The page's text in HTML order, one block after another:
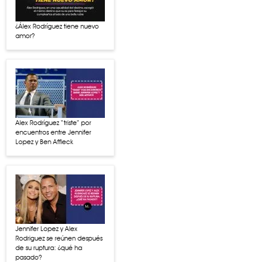
¿Álex Rodríguez tiene nuevo
amor?
Alex Rodríguez “triste” por
encuentros entre Jennifer
Lopez y Ben Affleck
Jennifer Lopez y Alex
Rodriguez se reúnen después
de su ruptura: ¿qué ha
pasado?